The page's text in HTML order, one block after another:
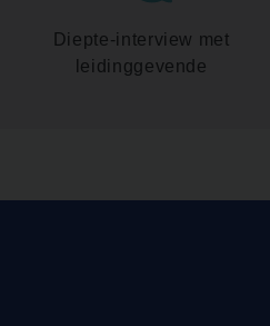
Diepte-interview met
leidinggevende